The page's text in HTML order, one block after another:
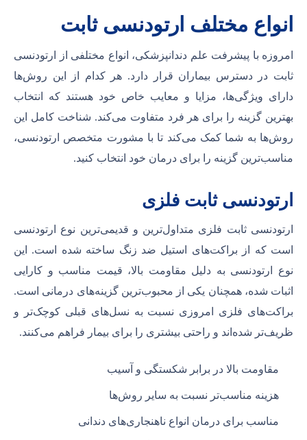
انواع مختلف ارتودنسی ثابت
امروزه با پیشرفت علم دندانپزشکی، انواع مختلفی از ارتودنسی
ثابت در دسترس بیماران قرار دارد. هر کدام از این روش‌ها
دارای ویژگی‌ها، مزایا و معایب خاص خود هستند که انتخاب
بهترین گزینه را برای هر فرد متفاوت می‌کند. شناخت کامل این
روش‌ها به شما کمک می‌کند تا با مشورت متخصص ارتودنسی،
مناسب‌ترین گزینه را برای درمان خود انتخاب کنید.
ارتودنسی ثابت فلزی
ارتودنسی ثابت فلزی متداول‌ترین و قدیمی‌ترین نوع ارتودنسی
است که از براکت‌های استیل ضد زنگ ساخته شده است. این
نوع ارتودنسی به دلیل مقاومت بالا، قیمت مناسب و کارایی
اثبات شده، همچنان یکی از محبوب‌ترین گزینه‌های درمانی است.
براکت‌های فلزی امروزی نسبت به نسل‌های قبلی کوچک‌تر و
ظریف‌تر شده‌اند و راحتی بیشتری را برای بیمار فراهم می‌کنند.
مقاومت بالا در برابر شکستگی و آسیب
هزینه مناسب‌تر نسبت به سایر روش‌ها
مناسب برای درمان انواع ناهنجاری‌های دندانی